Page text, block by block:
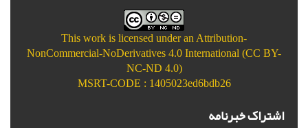
This work is licensed under an Attribution-
NonCommercial-NoDerivatives 4.0 International (CC BY-
NC-ND 4.0)
MSRT-CODE : 1405023ed6bdb26
اشتراک خبرنامه